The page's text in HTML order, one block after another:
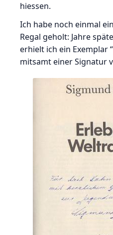
hiessen.
Ich habe noch einmal
Regal geholt: Jahre
erhielt ich ein Exemplar
mitsamt einer Signatur